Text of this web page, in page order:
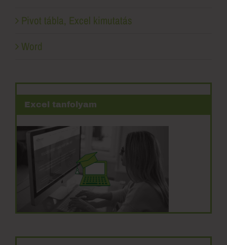
Pivot tábla, Excel kimutatás
Word
Excel tanfolyam